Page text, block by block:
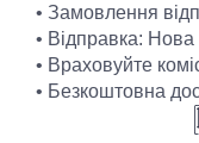
• Замовлення
• Відправка:
• Враховуйте
• Безкоштовна